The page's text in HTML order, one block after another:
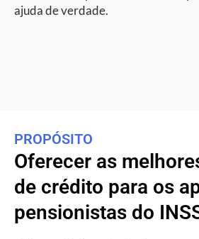
ajuda de verdade.
PROPÓSITO
Oferecer as
de crédito para os
pensionistas do